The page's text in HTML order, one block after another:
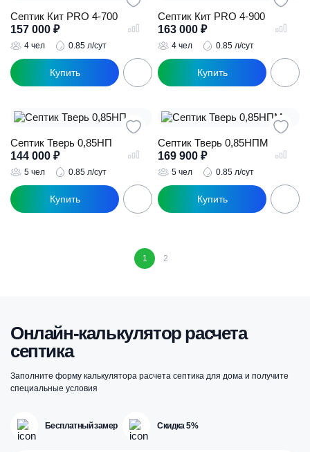
Септик Кит PRO 4-700
157 000 ₽
4 чел 0.85 л/сут
Септик Кит PRO 4-900
163 000 ₽
4 чел 0.85 л/сут
Септик Тверь 0,85НП
144 000 ₽
5 чел 0.85 л/сут
Септик Тверь 0,85НПМ
169 900 ₽
5 чел 0.85 л/сут
1 2
Онлайн-калькулятор расчета
септика
Заполните форму калькулятора расчета септика для дома и получите
специальные условия
Бесплатный замер Скидка 5%